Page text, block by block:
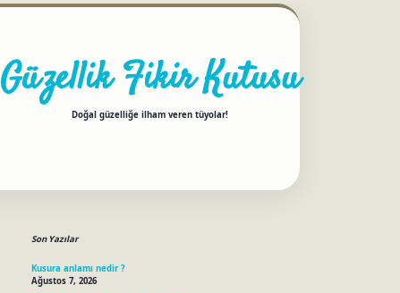
Güzellik Fikir Kutusu
Doğal güzelliğe ilham veren tüyolar!
Son Yazılar
Kusura anlamı nedir ?
Ağustos 7, 2026